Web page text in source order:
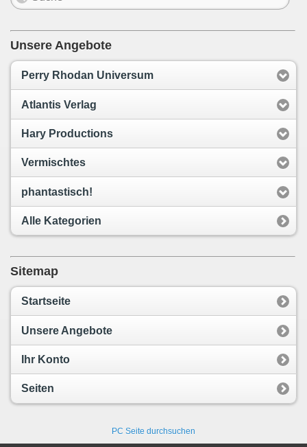
Unsere Angebote
Perry Rhodan Universum
Atlantis Verlag
Hary Productions
Vermischtes
phantastisch!
Alle Kategorien
Sitemap
Startseite
Unsere Angebote
Ihr Konto
Seiten
PC Seite durchsuchen